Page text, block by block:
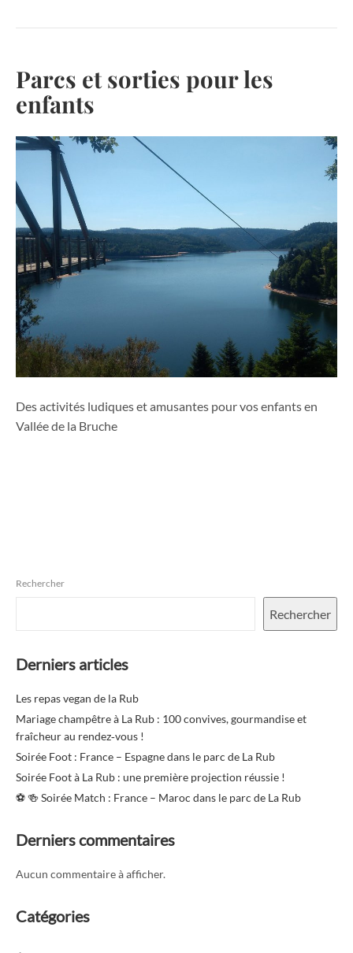
Parcs et sorties pour les
enfants
Des activités ludiques et amusantes pour vos enfants en
Vallée de la Bruche
Rechercher
Rechercher
Derniers articles
Les repas vegan de la Rub
Mariage champêtre à La Rub : 100 convives, gourmandise et
fraîcheur au rendez‑vous !
Soirée Foot : France – Espagne dans le parc de La Rub
Soirée Foot à La Rub : une première projection réussie !
⚽️ 🍻 Soirée Match : France – Maroc dans le parc de La Rub
Derniers commentaires
Aucun commentaire à afficher.
Catégories